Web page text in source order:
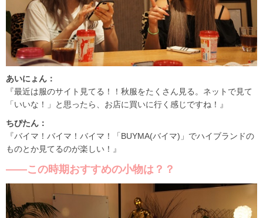
あいにょん：
『最近は服のサイト見てる！！秋服をたくさん見る。ネットで見て
「いいな！」と思ったら、お店に買いに行く感じですね！』
ちぴたん：
『バイマ！バイマ！バイマ！「BUYMA(バイマ)」でハイブランドの
ものとか見てるのが楽しい！』
――この時期おすすめの小物は？？